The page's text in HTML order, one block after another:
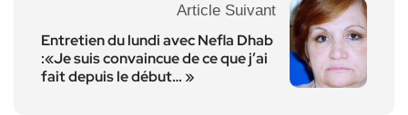
Article Suivant
Entretien du lundi avec Nefla Dhab
:«Je suis convaincue de ce que j’ai
fait depuis le début… »